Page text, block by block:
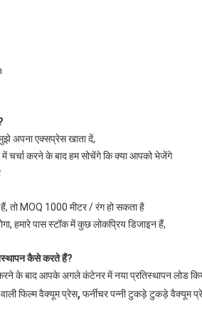
अपना एक्सप्रेस खाता दें,
करने के बाद हम सोचेंगे कि क्या आपको भेजेंगे
तो MOQ 1000 मीटर / रंग हो सकता है
हमारे पास स्टॉक में कुछ लोकप्रिय डिजाइन हैं,
कैसे करते हैं?
के बाद आपके अगले कंटेनर में नया प्रतिस्थापन लोड
फिल्म वैक्यूम प्रेस, फर्नीचर पन्नी टुकड़े टुकड़े वैक्यूम